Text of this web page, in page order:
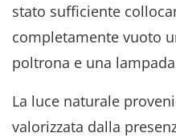
stato sufficiente
completamente vuoto
poltrona e una
La luce naturale
valorizzata dalla